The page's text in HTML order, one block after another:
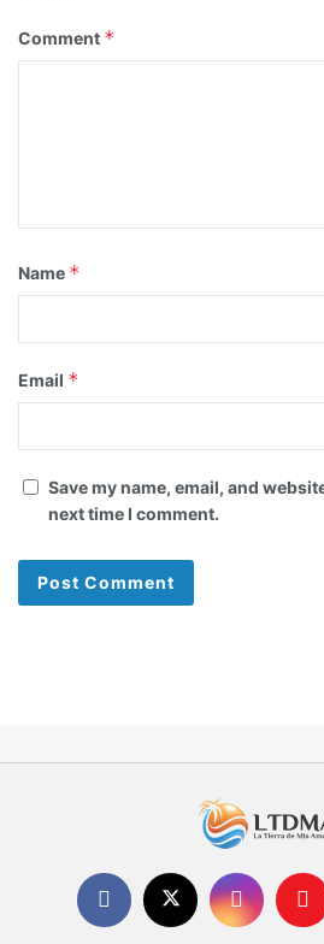
Comment *
Name *
Email *
Save my name, email, and
next time I comment.